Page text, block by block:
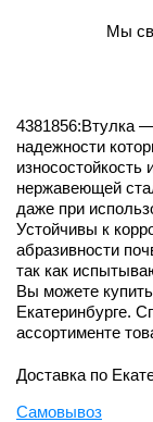
Мы
4381856:Втулка
надежности
износостойкость
нержавеющей
даже при
Устойчивы к
абразивности
так как
Вы можете
Екатеринбурге.
ассортименте
Доставка по
Самовывоз